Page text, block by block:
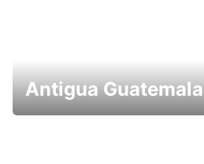
Antigua Guatemala